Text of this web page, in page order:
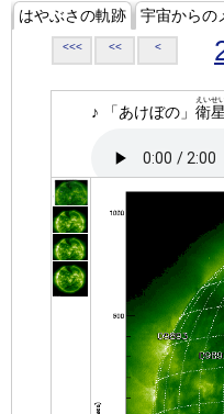
はやぶさの軌跡 宇宙からの
<<< << <
♪ 「あけぼの」 衛星
えいせ